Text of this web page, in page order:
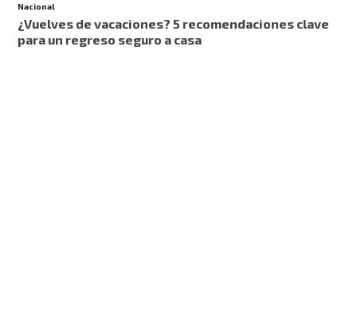
Nacional
¿Vuelves de vacaciones? 5 recomendaciones clave
para un regreso seguro a casa